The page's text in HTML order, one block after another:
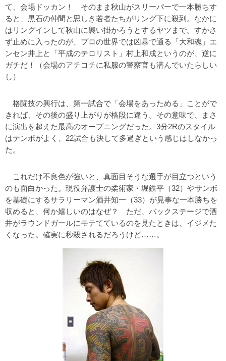
て、会場ドッカン！ そのまま秋山がスリーパーで一本勝ちす
ると、黒石の仲間と思しき若者たちがリング下に殺到。なかに
はリングインして秋山に襲い掛かろうとするヤツまで。すかさ
ず止めに入ったのが、プロの世界では凶暴で通る「大和魂」エ
ンセン井上と「平成のテロリスト」村上和成というのが、逆に
ガチだ！（会場のアチコチに私服の警察官も潜んでいたらしい
し）
格闘技の興行は、第一試合で「会場をあっためる」ことがで
きれば、その後の盛り上がりが格段に違う。その意味で、まさ
に演出を超えた最高のオープニングだった。3分2Rのスタイル
はテンポがよく、22試合も決して多過ぎという感じはしなかっ
た。
これだけ不良色が強いと、真面目そうな選手が目立つという
のも面白かった。現役弁護士の柔術家・堀鉄平（32）やサンボ
を基礎にするサラリーマン酒井知一（33）が見事な一本勝ちを
収めると、何か嬉しいのはなぜ？ ただ、バックステージで酒
井がラウンドガールにモテてているのを見たときは、イジメた
くなった。確実に秒殺されるだろうけど……。